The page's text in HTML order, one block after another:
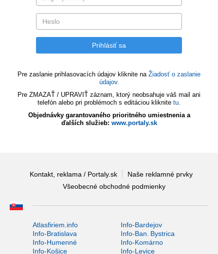
Pre zaslanie prihlasovacích údajov kliknite na Žiadosť o zaslanie
údajov.
Pre ZMAZAŤ / UPRAVIŤ záznam, ktorý neobsahuje váš mail ani
telefón alebo pri problémoch s editáciou kliknite tu.
Objednávky garantovaného prioritného umiestnenia a
ďalších služieb: www.portaly.sk
Kontakt, reklama / Portaly.sk
Naše reklamné prvky
Všeobecné obchodné podmienky
Atlasfiriem.info
Info-Bardejov
Info-Bratislava
Info-Ban. Bystrica
Info-Humenné
Info-Komárno
Info-Košice
Info-Levice